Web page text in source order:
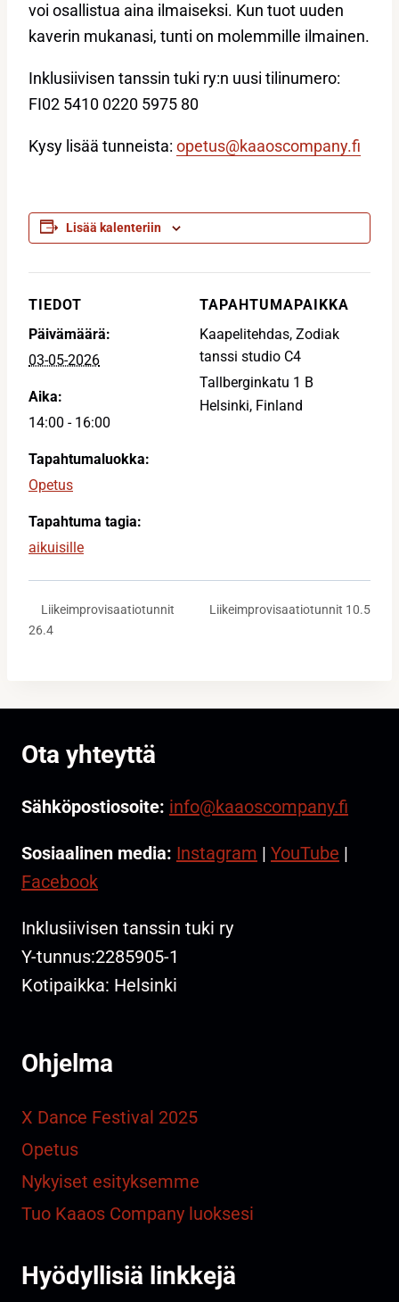
voi osallistua aina ilmaiseksi. Kun tuot uuden
kaverin mukanasi, tunti on molemmille ilmainen.
Inklusiivisen tanssin tuki ry:n uusi tilinumero:
FI02 5410 0220 5975 80
Kysy lisää tunneista: opetus@kaaoscompany.fi
Lisää kalenteriin
TIEDOT
Päivämäärä:
03-05-2026
Aika:
14:00 - 16:00
Tapahtumaluokka:
Opetus
Tapahtuma tagia:
aikuisille
TAPAHTUMAPAIKKA
Kaapelitehdas, Zodiak
tanssi studio C4
Tallberginkatu 1 B
Helsinki, Finland
Liikeimprovisaatiotunnit
26.4
Liikeimprovisaatiotunnit 10.5
Ota yhteyttä
Sähköpostiosoite: info@kaaoscompany.fi
Sosiaalinen media: Instagram | YouTube |
Facebook
Inklusiivisen tanssin tuki ry
Y-tunnus:2285905-1
Kotipaikka: Helsinki
Ohjelma
X Dance Festival 2025
Opetus
Nykyiset esityksemme
Tuo Kaaos Company luoksesi
Hyödyllisiä linkkejä